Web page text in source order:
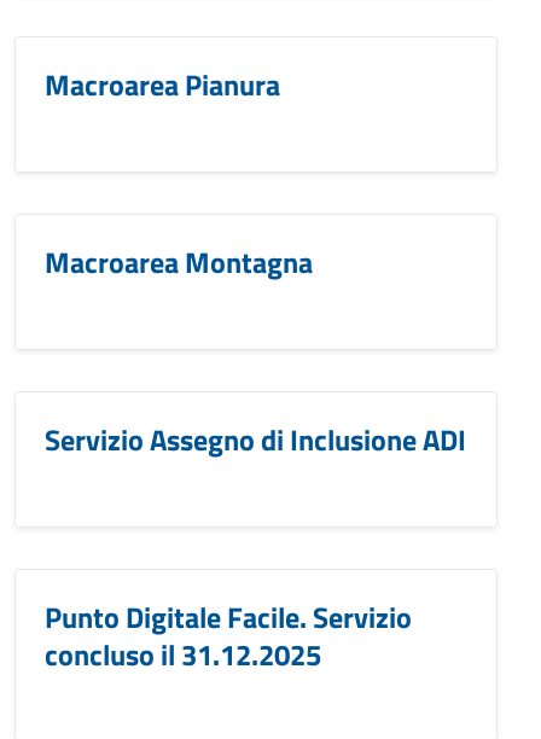
Macroarea Pianura
Macroarea Montagna
Servizio Assegno di Inclusione ADI
Punto Digitale Facile. Servizio
concluso il 31.12.2025